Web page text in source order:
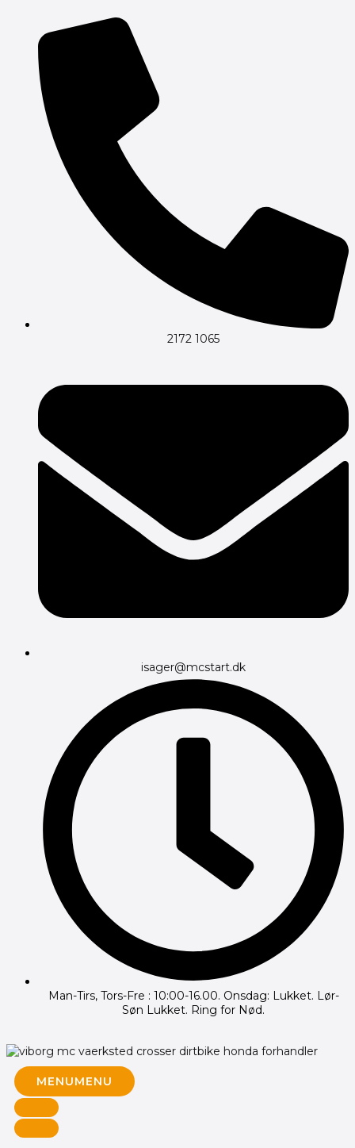
indholdet
2172 1065
isager@mcstart.dk
Man-Tirs, Tors-Fre : 10:00-16.00. Onsdag: Lukket. Lør-
Søn Lukket. Ring for Nød.
MENUMENU